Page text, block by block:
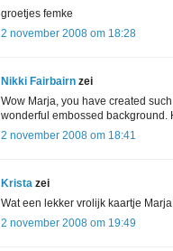
groetjes femke
2 november 2008 om 18:28
Nikki Fairbairn zei
Wow Marja, you have created
wonderful embossed background.
2 november 2008 om 18:41
Krista zei
Wat een lekker vrolijk kaartje
2 november 2008 om 19:49